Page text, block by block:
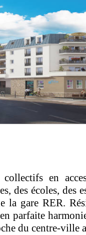
en
des écoles, des
la gare RER.
parfaite
du centre-ville